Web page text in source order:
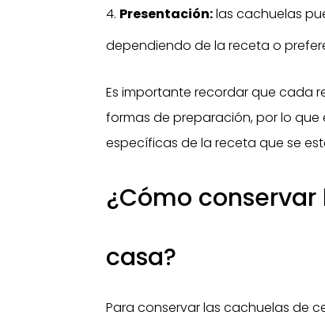
Presentación:las cachuelas
dependiendo de la receta o
Es importante recordar que cada
formas de preparación, por lo
específicas de la receta que se
¿Cómo
casa?
Para conservar las cachuelas de